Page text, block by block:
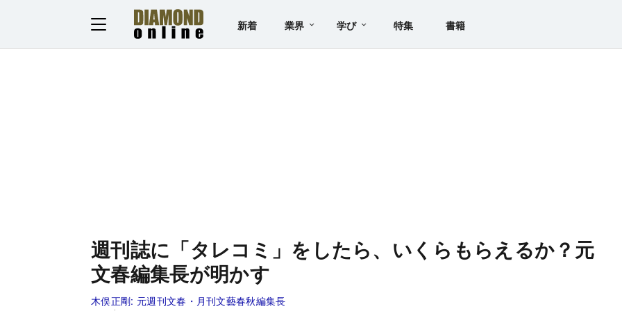
新着 業界 学び 特集 書籍
週刊誌に「タレコミ」をしたら、いくらもらえるか？元
文春編集長が明かす
木俣正剛: 元週刊文春・月刊文藝春秋編集長